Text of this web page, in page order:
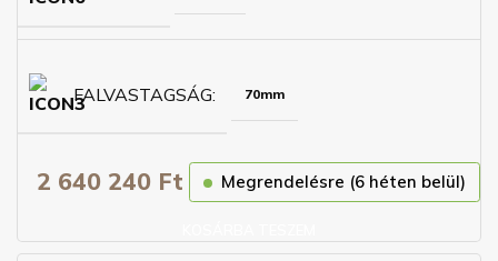
FALVASTAGSÁG 70mm
2 640 240 Ft Megrendelésre (6 héten belül)